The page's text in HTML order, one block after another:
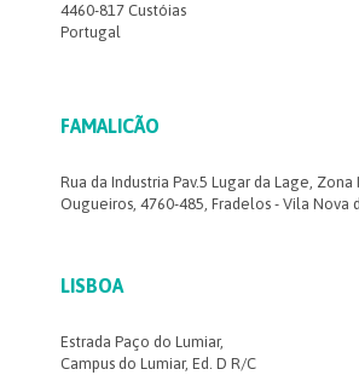
4460-817 Custóias
Portugal
FAMALICÃO
Rua da Industria Pav.5 Lugar da Lage,
Ougueiros, 4760-485, Fradelos - Vila Nova
LISBOA
Estrada Paço do Lumiar,
Campus do Lumiar, Ed. D R/C